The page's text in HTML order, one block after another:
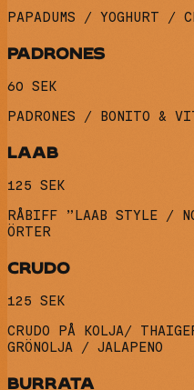
PAPADUMS / YOGHURT /
PADRONES
60 SEK
PADRONES / BONITO &
LAAB
125 SEK
RÅBIFF ”LAAB STYLE /
ÖRTER
CRUDO
125 SEK
CRUDO PÅ KOLJA/
GRÖNOLJA / JALAPENO
BURRATA